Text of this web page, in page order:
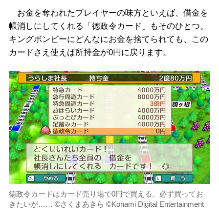
お金を奪われたプレイヤーの味方といえば、借金を
帳消しにしてくれる「徳政令カード」もそのひとつ。
キングボンビーにどんなにお金を捨てられても、この
カードさえ使えば所持金が0円に戻ります。
徳政令カードはカード売り場で0円で買える。必ず買ってお
きたいが…… ©さくまあきら ©Konami Digital Entertainment